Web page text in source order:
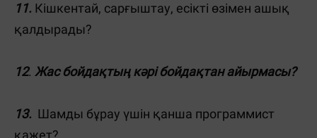
11. Кішкентай, сарғыштау, есікті өзімен ашық
қалдырады?
12. Жас бойдақтың кәрі бойдақтан айырмасы?
13. Шамды бұрау үшін қанша программист